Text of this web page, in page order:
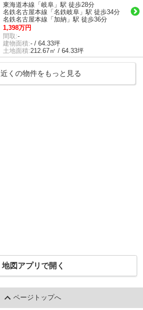
東海道本線「岐阜」駅 徒歩28分
名鉄名古屋本線「名鉄岐阜」駅 徒歩34分
名鉄名古屋本線「加納」駅 徒歩36分
1,398万円
間取:-
建物面積:- / 64.33坪
土地面積:212.67㎡ / 64.33坪
近くの物件をもっと見る
地図アプリで開く
ページトップへ